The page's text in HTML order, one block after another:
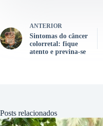
ANTERIOR
Sintomas do câncer
colorretal: fique
atento e previna-se
Posts relacionados